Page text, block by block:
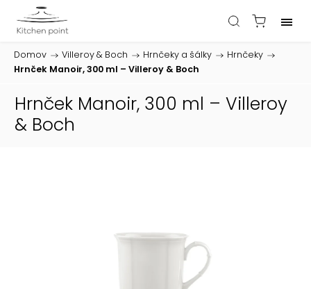
Domov / Villeroy & Boch / Hrnčeky a šálky / Hrnčeky /
Hrnček Manoir, 300 ml – Villeroy & Boch
Hrnček Manoir, 300 ml – Villeroy
& Boch